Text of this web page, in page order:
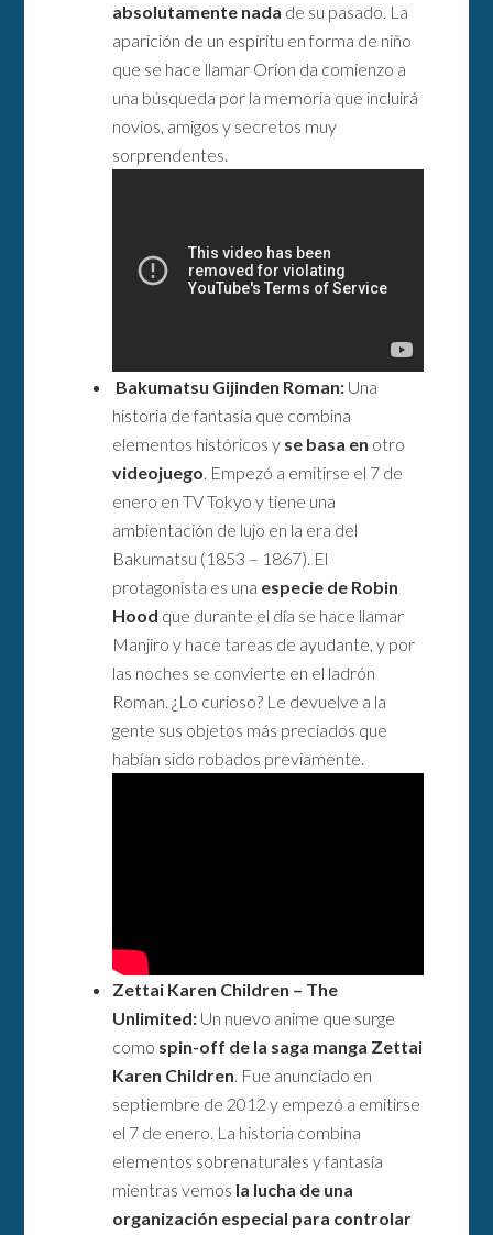
absolutamente nada de su pasado. La
aparición de un espíritu en forma de niño
que se hace llamar Orion da comienzo a
una búsqueda por la memoria que incluirá
novios, amigos y secretos muy
sorprendentes.
Bakumatsu Gijinden Roman: Una
historia de fantasía que combina
elementos históricos y se basa en otro
videojuego . Empezó a emitirse el 7 de
enero en TV Tokyo y tiene una
ambientación de lujo en la era del
Bakumatsu (1853 – 1867). El
protagonista es una especie de Robin
Hood que durante el día se hace llamar
Manjiro y hace tareas de ayudante, y por
las noches se convierte en el ladrón
Roman. ¿Lo curioso? Le devuelve a la
gente sus objetos más preciados que
habían sido robados previamente.
Zettai Karen Children – The
Unlimited: Un nuevo anime que surge
como spin-off de la saga manga Zettai
Karen Children. Fue anunciado en
septiembre de 2012 y empezó a emitirse
el 7 de enero. La historia combina
elementos sobrenaturales y fantasía
mientras vemos la lucha de una
organización especial para controlar